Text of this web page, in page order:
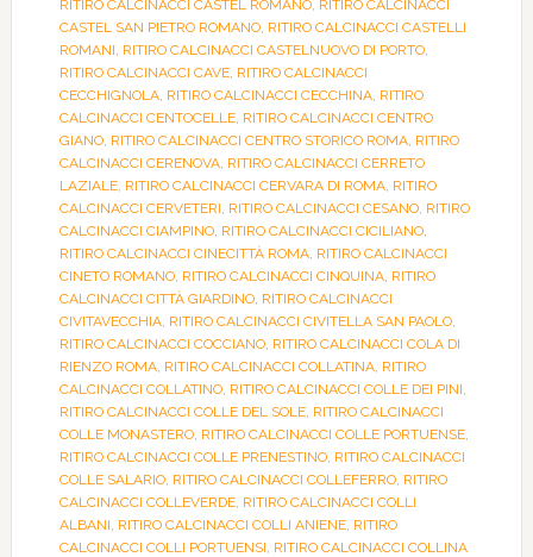
RITIRO CALCINACCI CASTEL ROMANO, RITIRO CALCINACCI
CASTEL SAN PIETRO ROMANO, RITIRO CALCINACCI CASTELLI
ROMANI, RITIRO CALCINACCI CASTELNUOVO DI PORTO,
RITIRO CALCINACCI CAVE, RITIRO CALCINACCI
CECCHIGNOLA, RITIRO CALCINACCI CECCHINA, RITIRO
CALCINACCI CENTOCELLE, RITIRO CALCINACCI CENTRO
GIANO, RITIRO CALCINACCI CENTRO STORICO ROMA, RITIRO
CALCINACCI CERENOVA, RITIRO CALCINACCI CERRETO
LAZIALE, RITIRO CALCINACCI CERVARA DI ROMA, RITIRO
CALCINACCI CERVETERI, RITIRO CALCINACCI CESANO, RITIRO
CALCINACCI CIAMPINO, RITIRO CALCINACCI CICILIANO,
RITIRO CALCINACCI CINECITTÀ ROMA, RITIRO CALCINACCI
CINETO ROMANO, RITIRO CALCINACCI CINQUINA, RITIRO
CALCINACCI CITTÀ GIARDINO, RITIRO CALCINACCI
CIVITAVECCHIA, RITIRO CALCINACCI CIVITELLA SAN PAOLO,
RITIRO CALCINACCI COCCIANO, RITIRO CALCINACCI COLA DI
RIENZO ROMA, RITIRO CALCINACCI COLLATINA, RITIRO
CALCINACCI COLLATINO, RITIRO CALCINACCI COLLE DEI PINI,
RITIRO CALCINACCI COLLE DEL SOLE, RITIRO CALCINACCI
COLLE MONASTERO, RITIRO CALCINACCI COLLE PORTUENSE,
RITIRO CALCINACCI COLLE PRENESTINO, RITIRO CALCINACCI
COLLE SALARIO, RITIRO CALCINACCI COLLEFERRO, RITIRO
CALCINACCI COLLEVERDE, RITIRO CALCINACCI COLLI
ALBANI, RITIRO CALCINACCI COLLI ANIENE, RITIRO
CALCINACCI COLLI PORTUENSI, RITIRO CALCINACCI COLLINA